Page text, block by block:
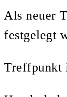
Als neuer
festgelegt
Treffpunkt